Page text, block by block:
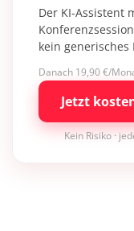
Der KI-Assistent
kein generisches
Danach 19,90 €/
Jetzt
Kein Risiko ·